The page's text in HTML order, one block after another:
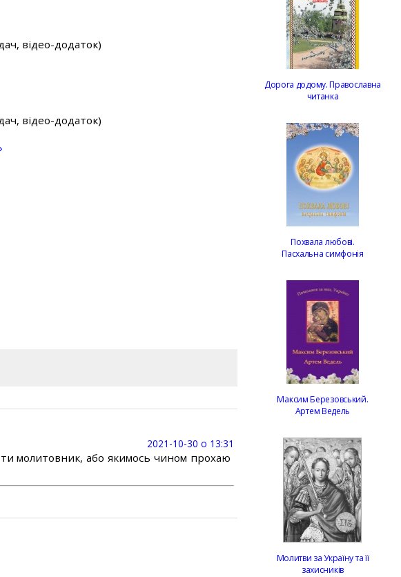
відео-додаток)
відео-додаток)
2021-10-30 о 13:31
молитовник, або якимось чином прохаю
Дорога додому. Православна
читанка
Похвала любові.
Пасхальна симфонія
Максим Березовський.
Артем Ведель
Молитви за Україну та її
захисників